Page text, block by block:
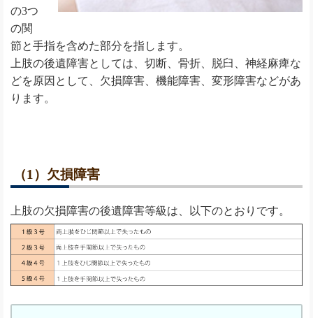
の3つ
の関
節と手指を含めた部分を指します。
上肢の後遺障害としては、切断、骨折、脱臼、神経麻痺な
どを原因として、欠損障害、機能障害、変形障害などがあ
ります。
（1）欠損障害
上肢の欠損障害の後遺障害等級は、以下のとおりです。